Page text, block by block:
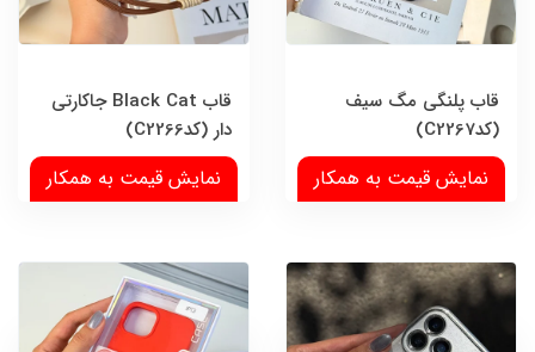
قاب پلنگی مگ سیف
(کدC2267)
نمایش قیمت به همکار
قاب Black Cat جاکارتی
دار (کدC2266)
نمایش قیمت به همکار